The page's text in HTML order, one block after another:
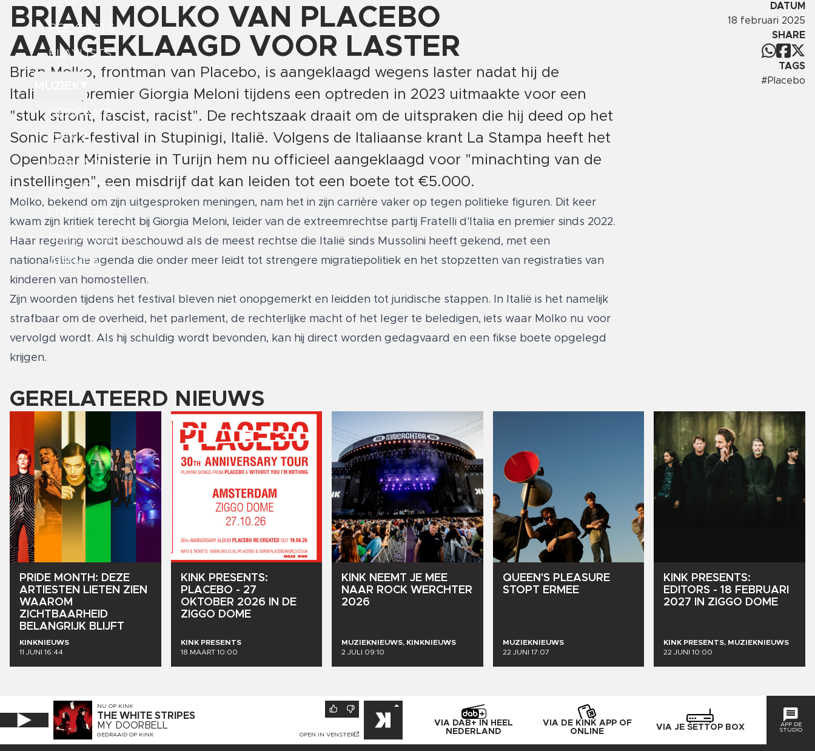
PODCASTS
PLAYLISTS
GEDRAAID
KINK XL
KINK 1500
HITLIJSTEN
KINK PRESENTS
AGENDA
BRIAN MOLKO VAN PLACEBO
AANGEKLAAGD VOOR LASTER
Brian Molko, frontman van Placebo, is aangeklaagd wegens laster nadat hij de
Italiaanse premier Giorgia Meloni tijdens een optreden in 2023 uitmaakte voor een
"stuk stront, fascist, racist". De rechtszaak draait om de uitspraken die hij deed op het
Sonic Park-festival in Stupinigi, Italië. Volgens de Italiaanse krant La Stampa heeft het
Openbaar Ministerie in Turijn hem nu officieel aangeklaagd voor "minachting van de
instellingen", een misdrijf dat kan leiden tot een boete tot €5.000.
Molko, bekend om zijn uitgesproken meningen, nam het in zijn carrière vaker op tegen politieke figuren. Dit keer
kwam zijn kritiek terecht bij Giorgia Meloni, leider van de extreemrechtse partij Fratelli d'Italia en premier sinds 2022.
Haar regering wordt beschouwd als de meest rechtse die Italië sinds Mussolini heeft gekend, met een
nationalistische agenda die onder meer leidt tot strengere migratiepolitiek en het stopzetten van registraties van
kinderen van homostellen.
Zijn woorden tijdens het festival bleven niet onopgemerkt en leidden tot juridische stappen. In Italië is het namelijk
strafbaar om de overheid, het parlement, de rechterlijke macht of het leger te beledigen, iets waar Molko nu voor
vervolgd wordt. Als hij schuldig wordt bevonden, kan hij direct worden gedagvaard en een fikse boete opgelegd
krijgen.
DATUM
18 februari 2025
SHARE
TAGS
#Placebo
GERELATEERD NIEUWS
PRIDE MONTH: DEZE
ARTIESTEN
LIETEN ZIEN
WAAROM
ZICHTBAARHEID
BELANGRIJK BLIJFT
KINKNIEUWS
11 JUNI 16:44
KINK PRESENTS:
PLACEBO - 27
OKTOBER 2026 IN
DE
ZIGGO DOME
KINK PRESENTS
18 MAART 10:00
KINK NEEMT JE MEE
NAAR ROCK WERCHTER
2026
MUZIEKNIEUWS, KINKNIEUWS
2 JULI 09:10
QUEEN'S PLEASURE
STOPT ERMEE
MUZIEKNIEUWS
22 JUNI 17:07
KINK PRESENTS:
EDITORS - 18 FEBRUARI
2027
IN ZIGGO DOME
KINK PRESENTS, MUZIEKNIEUWS
22 JUNI 10:00
NU OP KINK
THE WHITE STRIPES
MY DOORBELL
GEDRAAID OP KINK OPEN IN VENSTER
VIA DAB+ IN HEEL
NEDERLAND
VIA DE KINK APP OF
ONLINE
VIA JE SETTOP BOX
APP DE
STUDIO